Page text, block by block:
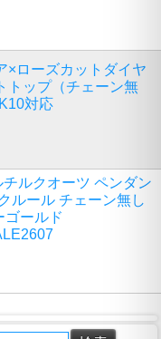
×ローズカットダイヤ
トップ（チェーン無
対応
ルクオーツ ペンダン
ルール チェーン無し
ゴールド